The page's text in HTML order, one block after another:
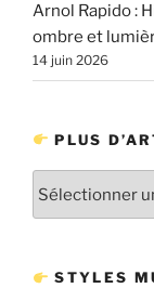
Arnol Rapido :
ombre et
14 juin 2026
PLUS
STYLES